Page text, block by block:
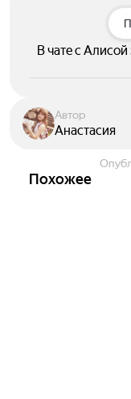
В чате с
Автор
Анастасия
Похожее